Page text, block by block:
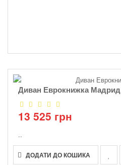
Диван Еврокнижка Мадрид
13 525 грн
..
ДОДАТИ ДО КОШИКА